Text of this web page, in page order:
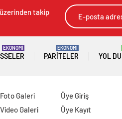
takip
EKONOMİ
PARITELER
EKONOMİ
YOL
Foto Galeri
Video Galeri
Üye Giriş
Üye Kayıt